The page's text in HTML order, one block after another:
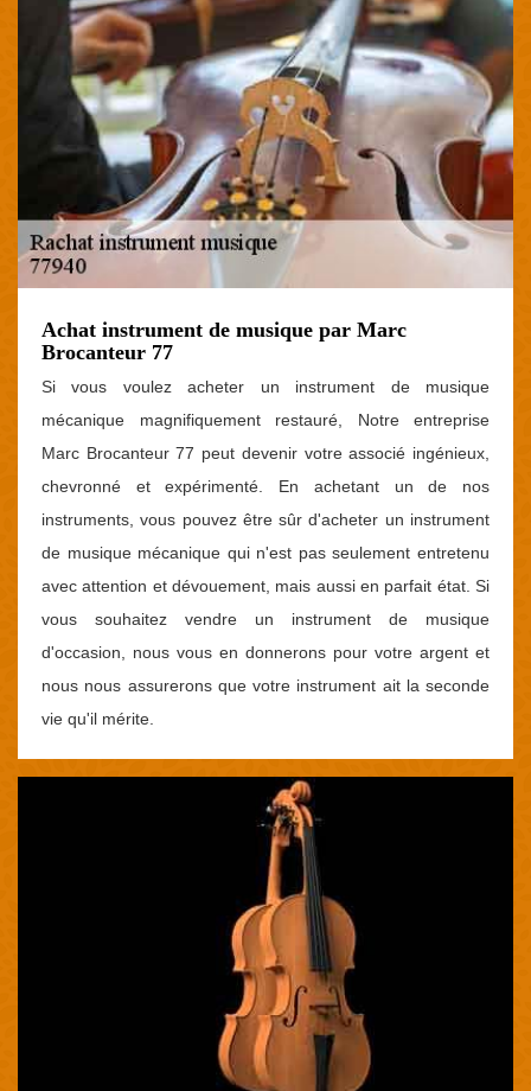
Achat instrument de musique par Marc
Brocanteur 77
Si vous voulez acheter un instrument de musique
mécanique magnifiquement restauré, Notre entreprise
Marc Brocanteur 77 peut devenir votre associé ingénieux,
chevronné et expérimenté. En achetant un de nos
instruments, vous pouvez être sûr d'acheter un instrument
de musique mécanique qui n'est pas seulement entretenu
avec attention et dévouement, mais aussi en parfait état. Si
vous souhaitez vendre un instrument de musique
d'occasion, nous vous en donnerons pour votre argent et
nous nous assurerons que votre instrument ait la seconde
vie qu'il mérite.